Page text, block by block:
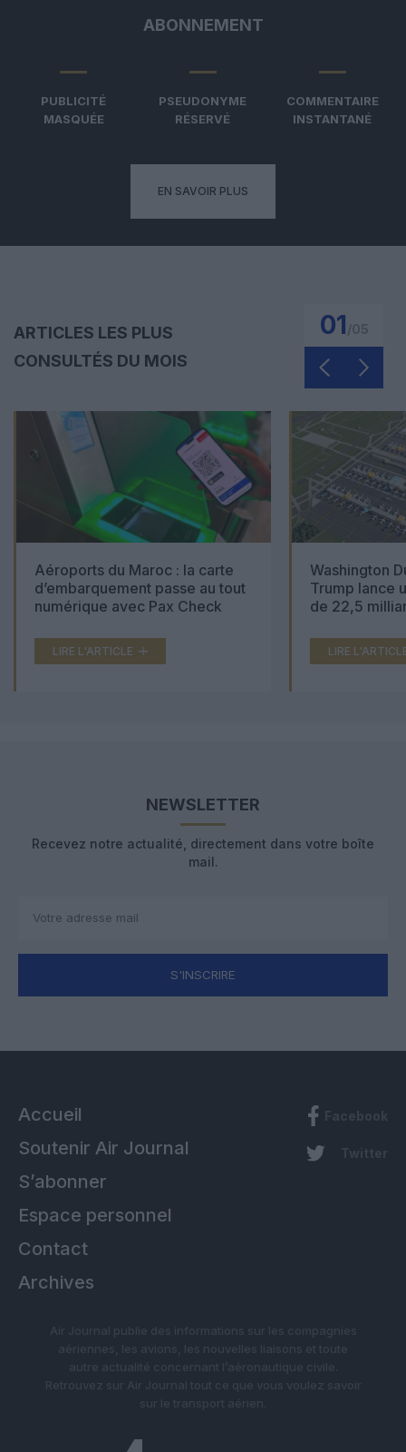
ABONNEMENT
PUBLICITÉ
MASQUÉE
PSEUDONYME
RÉSERVÉ
COMMENTAIRE
INSTANTANÉ
EN SAVOIR PLUS
ARTICLES LES PLUS
CONSULTÉS DU MOIS
01
Aéroports du Maroc : la carte
d’embarquement passe au tout
numérique avec Pax Check
LIRE L'ARTICLE
Washington
Trump lance
de 22,5
LIRE
NEWSLETTER
Recevez notre actualité, directement dans votre boîte
mail.
S'INSCRIRE
Accueil
Soutenir Air Journal
S’abonner
Espace personnel
Contact
Archives